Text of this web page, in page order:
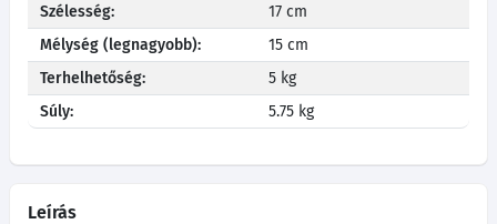
Szélesség:
17 cm
Mélység (legnagyobb):
15 cm
Terhelhetőség:
5 kg
Súly:
5.75 kg
Leírás